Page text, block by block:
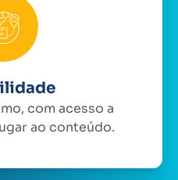
com acesso a
ao conteúdo.